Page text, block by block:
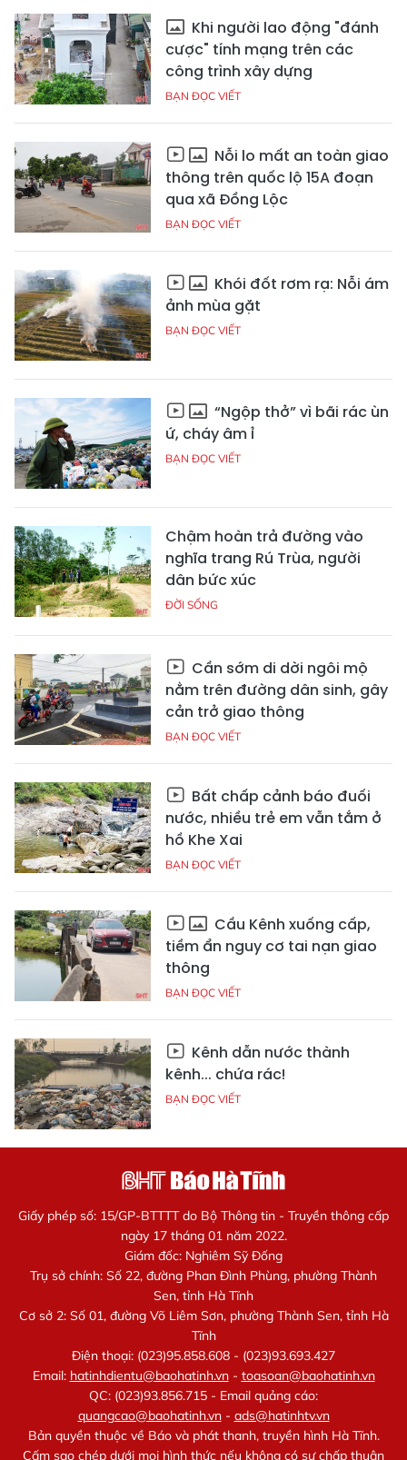
Khi người lao động "đánh
cược" tính mạng trên các
công trình xây dựng
BẠN ĐỌC VIẾT
Nỗi lo mất an toàn giao
thông trên quốc lộ 15A đoạn
qua xã Đồng Lộc
BẠN ĐỌC VIẾT
Khói đốt rơm rạ: Nỗi ám
ảnh mùa gặt
BẠN ĐỌC VIẾT
“Ngộp thở” vì bãi rác ùn
ứ, cháy âm ỉ
BẠN ĐỌC VIẾT
Chậm hoàn trả đường vào
nghĩa trang Rú Trùa, người
dân bức xúc
ĐỜI SỐNG
Cần sớm di dời ngôi mộ
nằm trên đường dân sinh, gây
cản trở giao thông
BẠN ĐỌC VIẾT
Bất chấp cảnh báo đuối
nước, nhiều trẻ em vẫn tắm ở
hồ Khe Xai
BẠN ĐỌC VIẾT
Cầu Kênh xuống cấp,
tiềm ẩn nguy cơ tai nạn giao
thông
BẠN ĐỌC VIẾT
Kênh dẫn nước thành
kênh... chứa rác!
BẠN ĐỌC VIẾT
Giấy phép số: 15/GP-BTTTT do Bộ Thông tin - Truyền thông cấp
ngày 17 tháng 01 năm 2022.
Giám đốc: Nghiêm Sỹ Đống
Trụ sở chính: Số 22, đường Phan Đình Phùng, phường Thành
Sen, tỉnh Hà Tĩnh
Cơ sở 2: Số 01, đường Võ Liêm Sơn, phường Thành Sen, tỉnh Hà
Tĩnh
Điện thoại: (023)95.858.608 - (023)93.693.427
Email: hatinhdientu@baohatinh.vn- toasoan@baohatinh.vn
QC: (023)93.856.715 - Email quảng cáo:
quangcao@baohatinh.vn- ads@hatinhtv.vn
Bản quyền thuộc về Báo và phát thanh, truyền hình Hà Tĩnh.
Cấm sao chép dưới mọi hình thức nếu không có sự chấp thuận